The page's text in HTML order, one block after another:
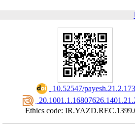
‎ 10.52547/payesh.21.2.173
Ethics code: